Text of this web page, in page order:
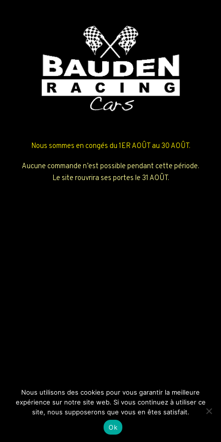
Nous sommes en congés du 1ER AOÛT au 30 AOÛT.
Aucune commande n’est possible pendant cette période.
Le site rouvrira ses portes le 31 AOÛT.
Nous utilisons des cookies pour vous garantir la meilleure
expérience sur notre site web. Si vous continuez à utiliser ce
site, nous supposerons que vous en êtes satisfait.
Ok